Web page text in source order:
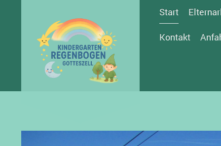
Start
Kontakt